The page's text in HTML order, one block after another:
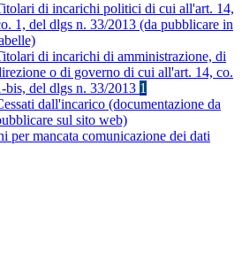
di incarichi politici di cui all'art. 14,
1, del dlgs n. 33/2013 (da pubblicare in
di incarichi di amministrazione, di
o di governo di cui all'art. 14, co.
bis, del dlgs n. 33/2013 1
dall'incarico (documentazione da
sul sito web)
per mancata comunicazione dei dati